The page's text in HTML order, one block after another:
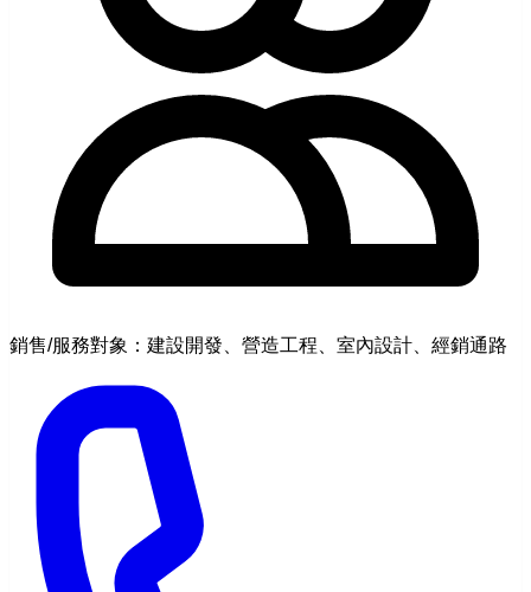
銷售/服務對象：建設開發、營造工程、室內設計、經銷通路